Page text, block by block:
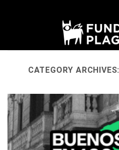
CATEGORY ARCHIVES: